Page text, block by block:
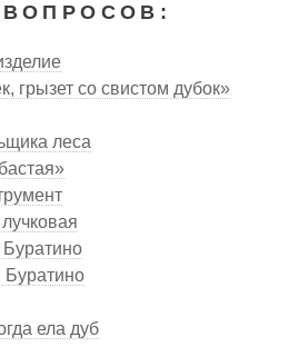
грызет со свистом дубок»
леса
Буратино
ела дуб